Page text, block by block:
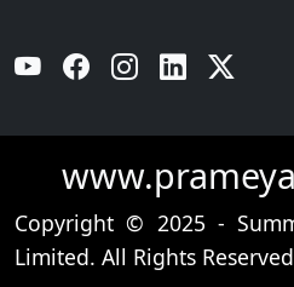
YouTube Facebook Instagram Linkedin
Copyright © 2025 -
Limited. All Rights